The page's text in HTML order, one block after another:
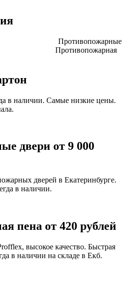
Противопожарные
Противопожарная
в наличии. Самые низкие цены.
двери от 9 000
дверей в Екатеринбурге.
в наличии.
пена от 420 рублей
высокое качество. Быстрая
в наличии на складе в Екб.